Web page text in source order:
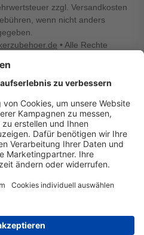
zzgl. Versandkosten
wenn nicht anders
• Alle Rechte
widerrufen
Qualität für Ihr Office
passenden Druckerzubehör
den Computer oder Ihr
bei Druckerzubehoer.de genau
bietet unter anderem Tinte
– großer sowie
wir Ihr Online Fachhandel für
oder den Alltag mit
komfortabler macht, finden Sie
Schulbedarf, Beleuchtung,